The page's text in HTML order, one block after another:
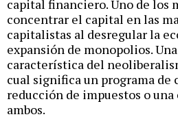
capital financiero. Uno de los
concentrar el capital en las
capitalistas al desregular la
expansión de monopolios.
característica del
cual significa un programa de
reducción de impuestos o
ambos.